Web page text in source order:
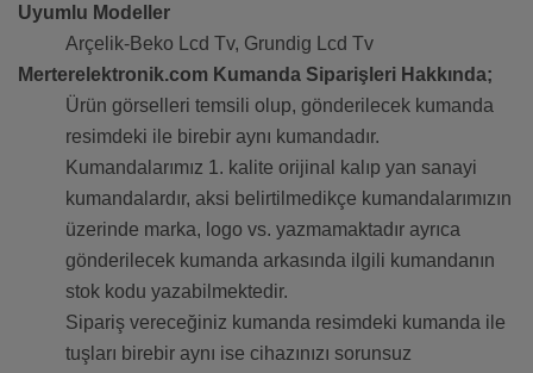
Uyumlu Modeller
Arçelik-Beko Lcd Tv, Grundig Lcd Tv
Merterelektronik.com Kumanda Siparişleri Hakkında;
Ürün görselleri temsili olup, gönderilecek kumanda
resimdeki ile birebir aynı kumandadır.
Kumandalarımız 1. kalite orijinal kalıp yan sanayi
kumandalardır, aksi belirtilmedikçe kumandalarımızın
üzerinde marka, logo vs. yazmamaktadır ayrıca
gönderilecek kumanda arkasında ilgili kumandanın
stok kodu yazabilmektedir.
Sipariş vereceğiniz kumanda resimdeki kumanda ile
tuşları birebir aynı ise cihazınızı sorunsuz